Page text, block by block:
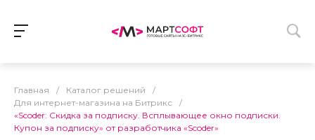
Главная / Каталог решений
/
Для интернет-магазина на Битрикс
/
«Scoder: Скидка за подписку. Всплывающее окно подписки.
Купон за подписку» от разработчика «Scoder»